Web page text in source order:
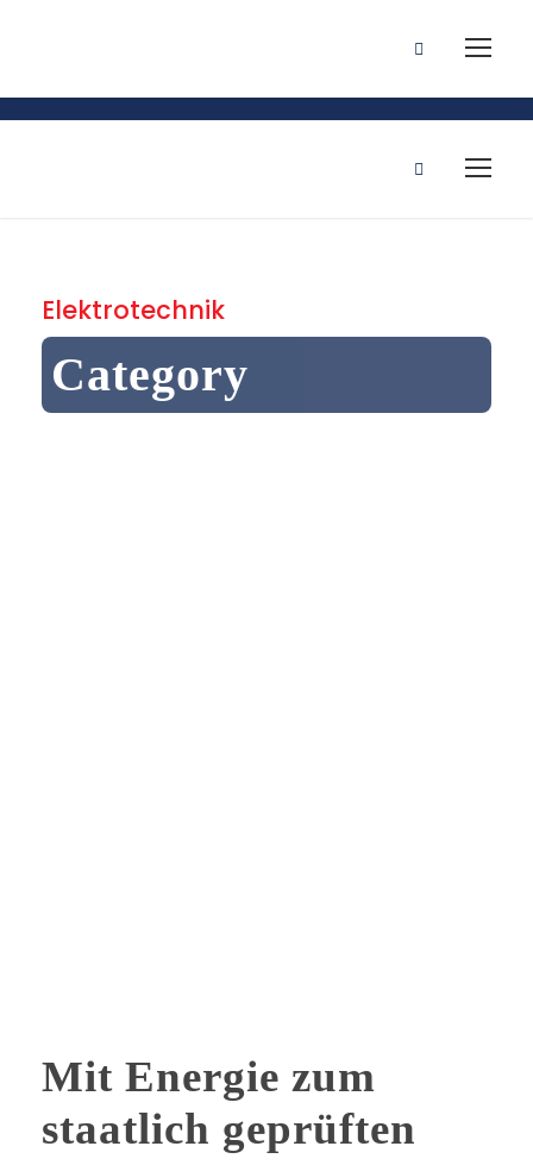
Event Kalender
Elektrotechnik
Category
Mit Energie zum
staatlich geprüften